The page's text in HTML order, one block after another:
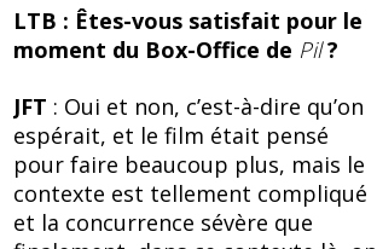
LTB : Êtes-vous satisfait pour le
moment du Box-Office de Pil?
JFT : Oui et non, c’est-à-dire qu’on
espérait, et le film était pensé
pour faire beaucoup plus, mais le
contexte est tellement compliqué
et la concurrence sévère que